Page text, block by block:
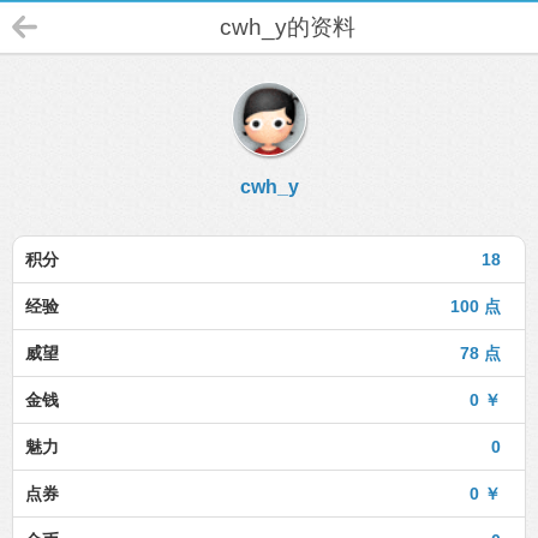
cwh_y的资料
cwh_y
18
积分
100 点
经验
78 点
威望
0 ￥
金钱
0
魅力
0 ￥
点券